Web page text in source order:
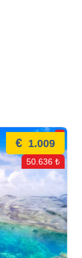
€ 1.009
50.636 ₺